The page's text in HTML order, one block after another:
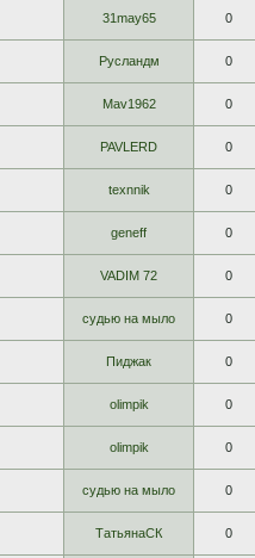
31may65 0
Русландм 0
Mav1962 0
PAVLERD 0
texnnik 0
geneff 0
VADIM 72 0
судью на мыло 0
Пиджак 0
olimpik 0
olimpik 0
судью на мыло 0
ТатьянаСК 0